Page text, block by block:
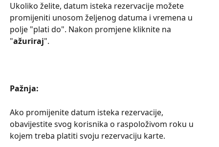
Ukoliko želite, datum isteka rezervacije možete
promijeniti unosom željenog datuma i vremena u
polje "plati do". Nakon promjene kliknite na
"ažuriraj".
Pažnja:
Ako promijenite datum isteka rezervacije,
obavijestite svog korisnika o raspoloživom roku u
kojem treba platiti svoju rezervaciju karte.